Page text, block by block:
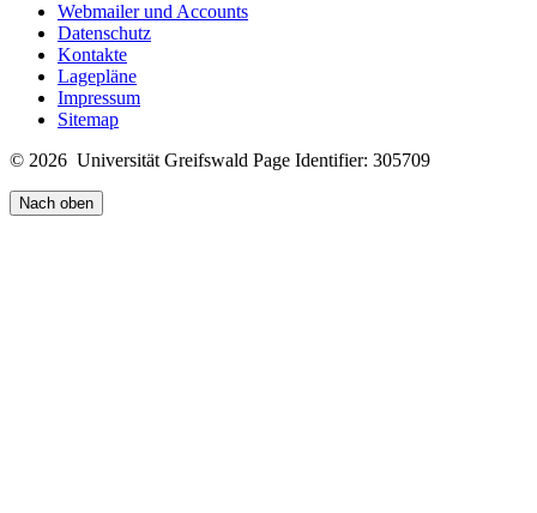
Webmailer und Accounts
Datenschutz
Kontakte
Lagepläne
Impressum
Sitemap
© 2026 Universität Greifswald Page Identifier: 305709
Nach oben